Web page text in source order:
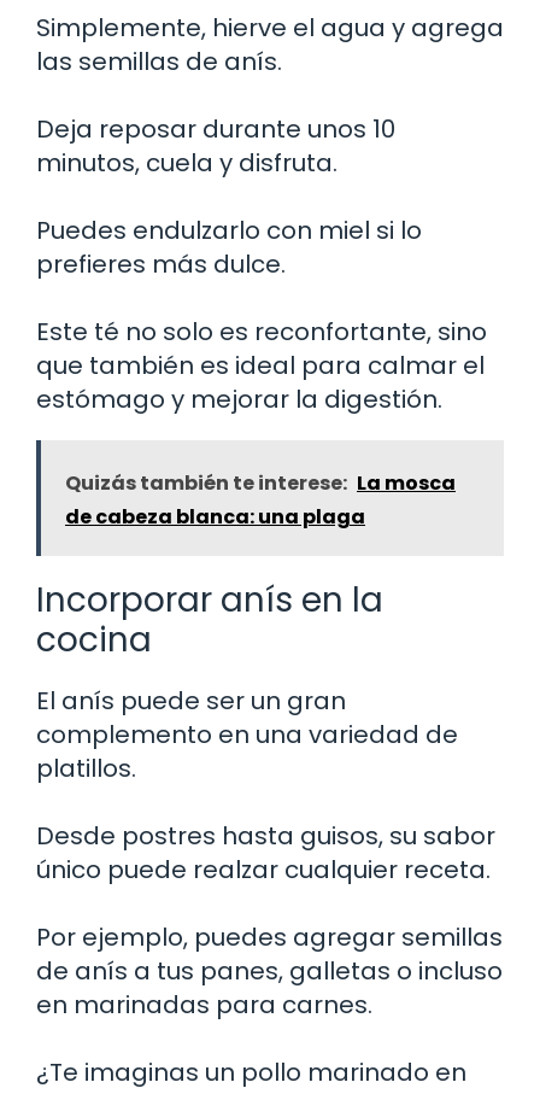
Simplemente, hierve el agua y agrega
las semillas de anís.
Deja reposar durante unos 10
minutos, cuela y disfruta.
Puedes endulzarlo con miel si lo
prefieres más dulce.
Este té no solo es reconfortante, sino
que también es ideal para calmar el
estómago y mejorar la digestión.
Quizás también te interese: La mosca
de cabeza blanca: una plaga
Incorporar anís en la
cocina
El anís puede ser un gran
complemento en una variedad de
platillos.
Desde postres hasta guisos, su sabor
único puede realzar cualquier receta.
Por ejemplo, puedes agregar semillas
de anís a tus panes, galletas o incluso
en marinadas para carnes.
¿Te imaginas un pollo marinado en